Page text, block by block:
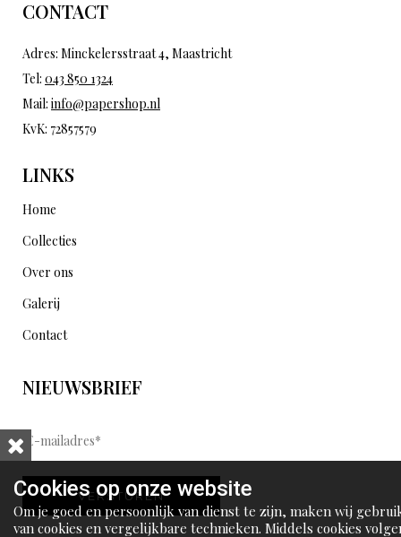
CONTACT
Adres: Minckelersstraat 4, Maastricht
Tel: 043 850 1324
Mail: info@papershop.nl
KvK: 72857579
LINKS
Home
Collecties
Over ons
Galerij
Contact
NIEUWSBRIEF
E
-
m
a
i
VERSTUREN
Cookies op onze website
Om je goed en persoonlijk van dienst te zijn, maken wij
van cookies en vergelijkbare technieken. Middels cookies